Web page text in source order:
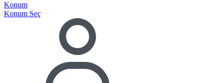
Konum
Konum Seç